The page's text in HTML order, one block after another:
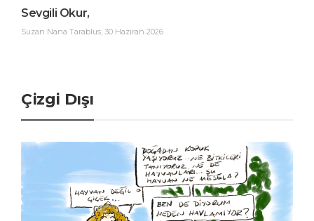
Sevgili Okur,
Suzan Nana Tarablus, 30 Haziran 2026
Çizgi Dışı